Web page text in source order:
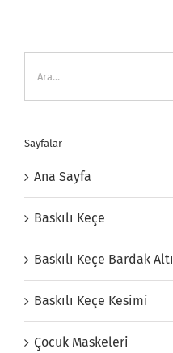
Sayfalar
Ana Sayfa
Baskılı Keçe
Baskılı Keçe Bardak Altı
Baskılı Keçe Kesimi
Çocuk Maskeleri